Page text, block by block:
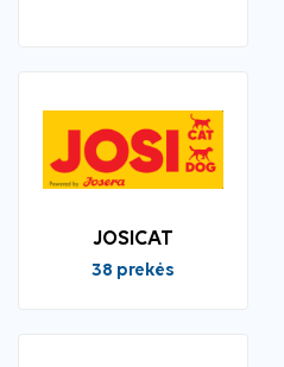
JOSICAT
38 prekės